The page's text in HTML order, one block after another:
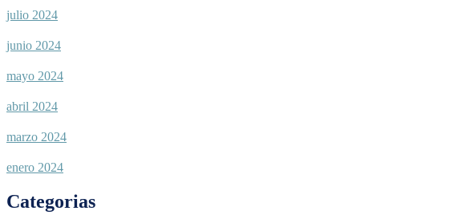
julio 2024
junio 2024
mayo 2024
abril 2024
marzo 2024
enero 2024
Categorias